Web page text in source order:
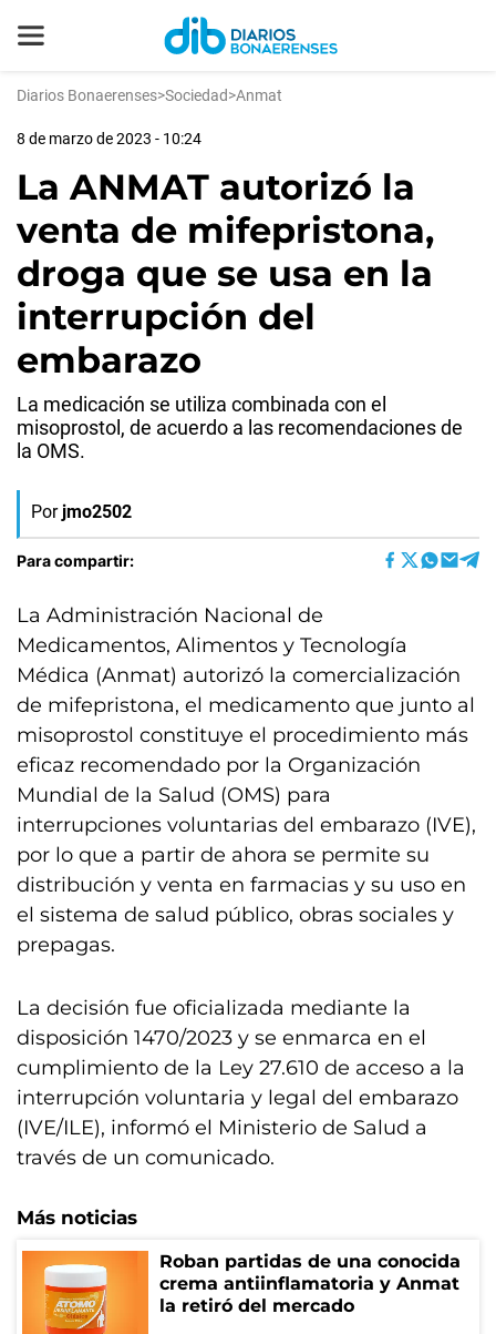
Diarios Bonaerenses>Sociedad>Anmat
8 de marzo de 2023 - 10:24
La ANMAT autorizó la
venta de mifepristona,
droga que se usa en la
interrupción del
embarazo
La medicación se utiliza combinada con el
misoprostol, de acuerdo a las recomendaciones de
la OMS.
Por jmo2502
Para compartir:
La Administración Nacional de
Medicamentos, Alimentos y Tecnología
Médica (Anmat) autorizó la comercialización
de mifepristona, el medicamento que junto al
misoprostol constituye el procedimiento más
eficaz recomendado por la Organización
Mundial de la Salud (OMS) para
interrupciones voluntarias del embarazo (IVE),
por lo que a partir de ahora se permite su
distribución y venta en farmacias y su uso en
el sistema de salud público, obras sociales y
prepagas.
La decisión fue oficializada mediante la
disposición 1470/2023 y se enmarca en el
cumplimiento de la Ley 27.610 de acceso a la
interrupción voluntaria y legal del embarazo
(IVE/ILE), informó el Ministerio de Salud a
través de un comunicado.
Más noticias
Roban partidas de una conocida
crema antiinflamatoria y Anmat
la retiró del mercado